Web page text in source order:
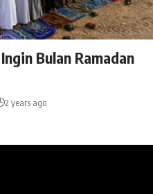
Bulan Ramadan
2 years ago